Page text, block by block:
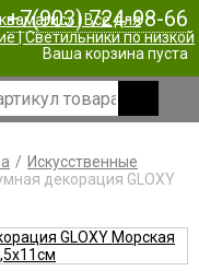
+7(903) 724-98-66
Ваша корзина пуста
Искусственные
декорация GLOXY